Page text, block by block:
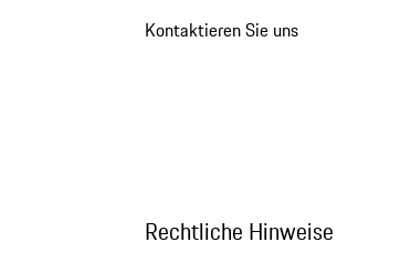
Kontaktieren Sie uns
Rechtliche Hinweise